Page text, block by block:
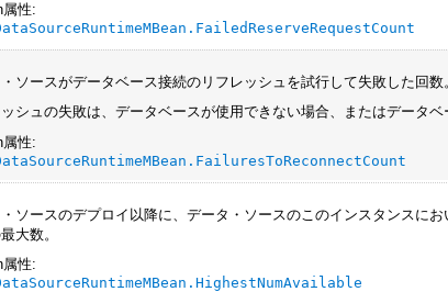
属性:
ソースがデータベース接続のリフレッシュを試行して失敗した回数
ッシュの失敗は、データベースが使用できない場合、またはデータ
属性:
ソースのデプロイ以降に、データ・ソースのこのインスタンスに
大数。
属性: